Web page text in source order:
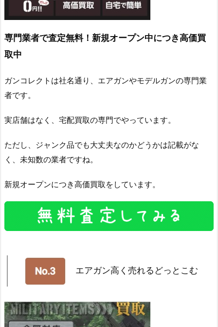
専門業者で査定無料！新規オープン中につき高価買
取中
ガンコレクトは社名通り、エアガンやモデルガンの専門業
者です。
実店舗はなく、宅配買取の専門でやっています。
ただし、ジャンク品でも大丈夫なのかどうかは記載がな
く、未知数の業者ですね。
新規オープンにつき高価買取をしています。
エアガン高く売れるどっとこむ